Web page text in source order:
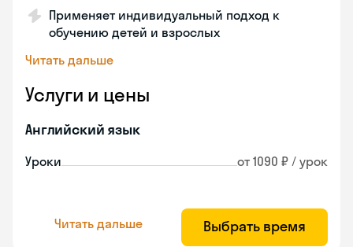
Применяет индивидуальный подход к
обучению детей и взрослых
Читать дальше
Услуги и цены
Английский язык
Уроки от 1090 ₽ / урок
Читать дальше Выбрать время